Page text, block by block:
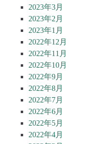
2023年3月
2023年2月
2023年1月
2022年12月
2022年11月
2022年10月
2022年9月
2022年8月
2022年7月
2022年6月
2022年5月
2022年4月